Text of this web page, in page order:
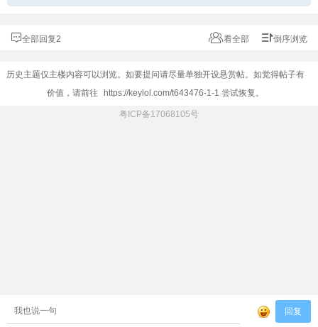
全部回复2 看全部 倒序浏览
历史主题仅主楼内容可以浏览。如要提问请尽量单独开设悬赏帖。如觉得帖子有
价值，请前往
https://keylol.com/t643476-1-1 尝试恢复。
粤ICP备17068105号